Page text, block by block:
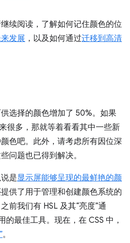
续阅读，了解如何记住颜色的位
发展 ，以及如何通过迁移到高清
选择的颜色增加了 50%。如果
很多，那就等着看看其中一些新
色吧。此外，请考虑所有因位深
问题也已得到解决。
是显示屏能够呈现的最鲜艳的颜
供了用于管理和创建颜色系统的
前我们有 HSL 及其“亮度”通
最佳工具。现在，在 CSS 中，
。